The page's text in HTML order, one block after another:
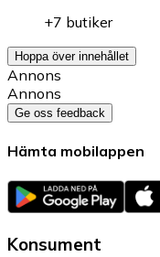
+7 butiker
Hoppa över innehållet
Annons
Annons
Ge oss feedback
Hämta mobilappen
Konsument